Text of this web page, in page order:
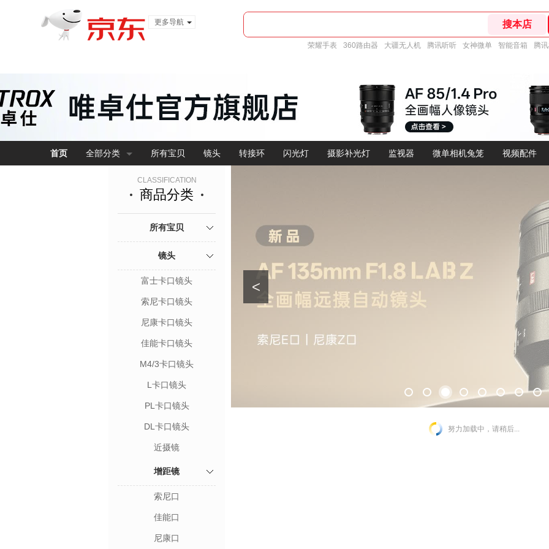
更多导航
荣耀手表 360路由器 大疆无人机 腾讯听听 女神微单 智能音箱 腾
首页 全部分类 所有宝贝 镜头 转接环 闪光灯 摄影补光灯 监视器 微单相机兔笼 视频配件
CLASSIFICATION
商品分类
所有宝贝
镜头
富士卡口镜头
索尼卡口镜头
尼康卡口镜头
佳能卡口镜头
M4/3卡口镜头
L卡口镜头
PL卡口镜头
DL卡口镜头
近摄镜
增距镜
索尼口
佳能口
尼康口
<
努力加载中，请稍后...